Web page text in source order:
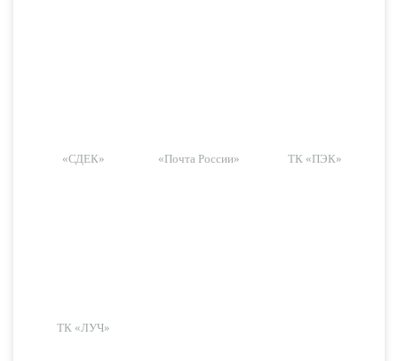
«СДЕК» «Почта России» ТК «ПЭК»
ТК «ЛУЧ»